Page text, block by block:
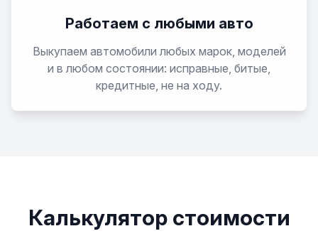
Работаем с любыми авто
Выкупаем автомобили любых марок, моделей
и в любом состоянии: исправные, битые,
кредитные, не на ходу.
Калькулятор стоимости